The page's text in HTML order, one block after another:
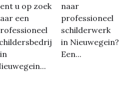
u op zoek
een
naar
professioneel
schilderwerk
in Nieuwegein?
Een...